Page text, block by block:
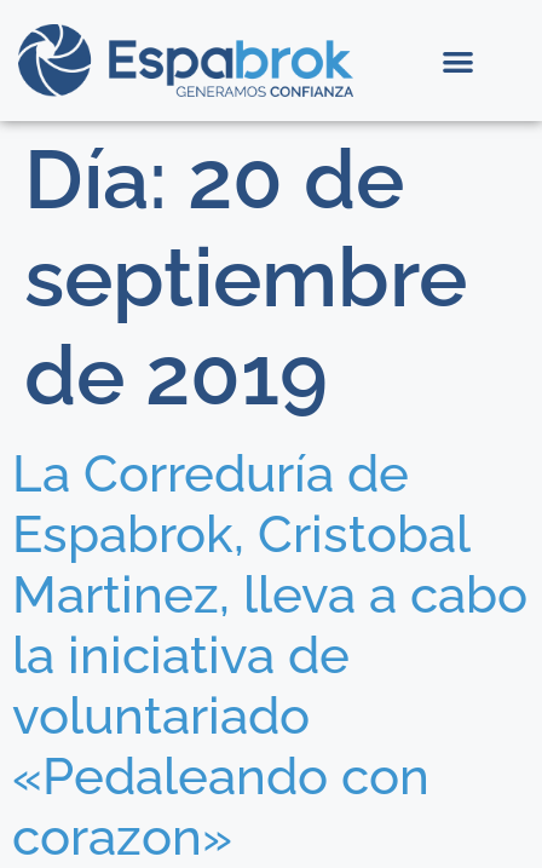
Día: 20 de
septiembre
de 2019
La Correduría de
Espabrok, Cristobal
Martinez, lleva a cabo
la iniciativa de
voluntariado
«Pedaleando con
corazon»